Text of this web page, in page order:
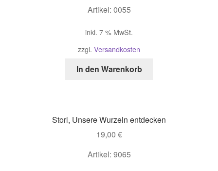
Artikel: 0055
inkl. 7 % MwSt.
zzgl. Versandkosten
In den Warenkorb
Storl, Unsere Wurzeln entdecken
19,00 €
Artikel: 9065